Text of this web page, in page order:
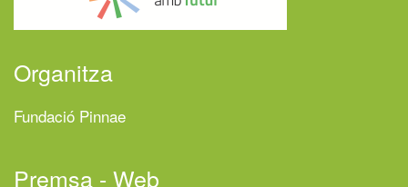
Organitza
Fundació Pinnae
Premsa - Web